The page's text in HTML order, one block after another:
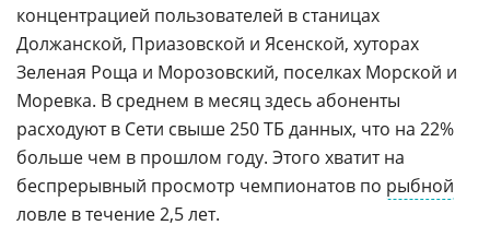
концентрацией пользователей в станицах
Должанской, Приазовской и Ясенской, хуторах
Зеленая Роща и Морозовский, поселках Морской и
Моревка. В среднем в месяц здесь абоненты
расходуют в Сети свыше 250 ТБ данных, что на 22%
больше чем в прошлом году. Этого хватит на
беспрерывный просмотр чемпионатов по рыбной
ловле в течение 2,5 лет.